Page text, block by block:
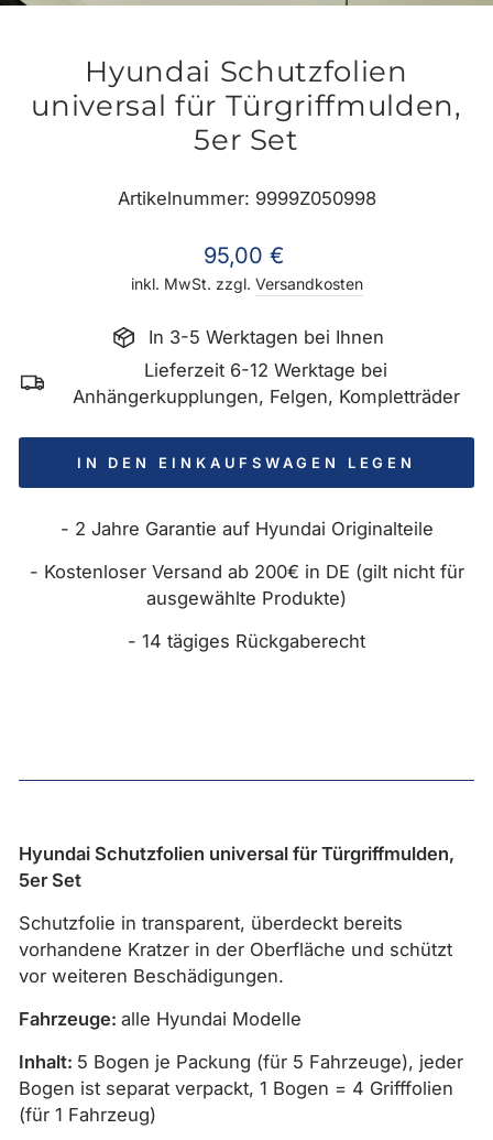
Hyundai Schutzfolien
universal für Türgriffmulden,
5er Set
Artikelnummer: 9999Z050998
Normaler
Preis
95,00 €
inkl. MwSt. zzgl. Versandkosten
In 3-5 Werktagen bei Ihnen
Lieferzeit 6-12 Werktage bei
Anhängerkupplungen, Felgen, Kompletträder
IN DEN EINKAUFSWAGEN LEGEN
- 2 Jahre Garantie auf Hyundai Originalteile
- Kostenloser Versand ab 200€ in DE (gilt nicht für
ausgewählte Produkte)
- 14 tägiges Rückgaberecht
Hyundai Schutzfolien universal für Türgriffmulden,
5er Set
Schutzfolie in transparent, überdeckt bereits
vorhandene Kratzer in der Oberfläche und schützt
vor weiteren Beschädigungen.
Fahrzeuge: alle Hyundai Modelle
Inhalt: 5 Bogen je Packung (für 5 Fahrzeuge), jeder
Bogen ist separat verpackt, 1 Bogen = 4 Grifffolien
(für 1 Fahrzeug)